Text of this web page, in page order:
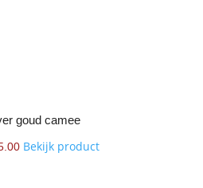
goud camee
Bekijk product